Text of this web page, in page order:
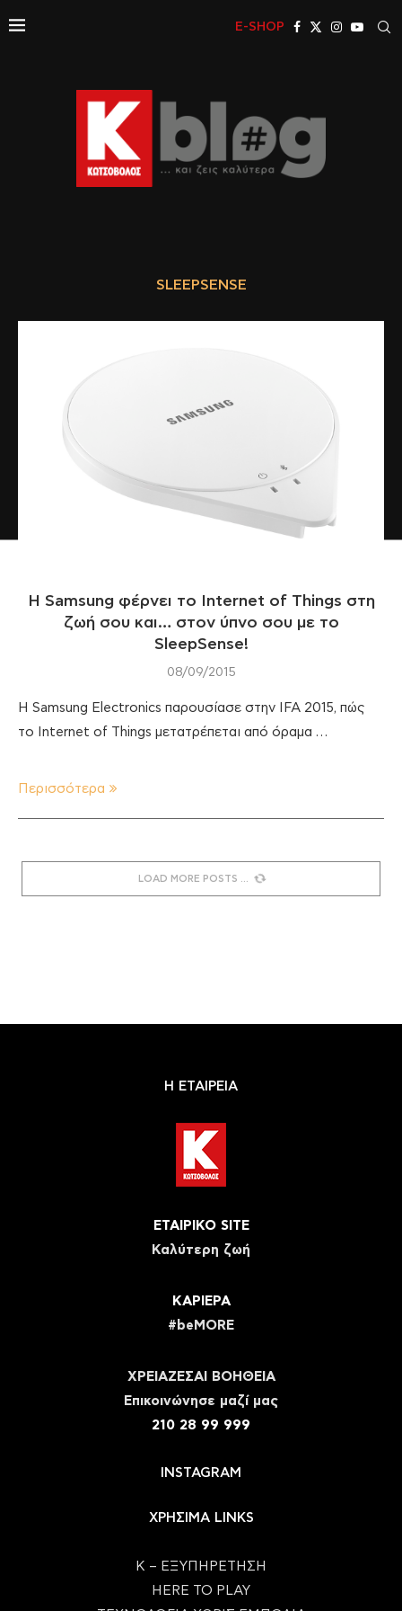
E-SHOP
SLEEPSENSE
Η Samsung φέρνει το Internet of Things στη
ζωή σου και… στον ύπνο σου με το
SleepSense!
08/09/2015
Η Samsung Electronics παρουσίασε στην IFA 2015, πώς
το Internet of Things μετατρέπεται από όραμα …
Περισσότερα
LOAD MORE POSTS
Η ΕΤΑΙΡΕΙΑ
ΕΤΑΙΡΙΚΟ SITE
Καλύτερη ζωή
ΚΑΡΙΕΡΑ
#beMORE
ΧΡΕΙΑΖΕΣΑΙ ΒΟΗΘΕΙΑ
Eπικοινώνησε μαζί μας
210 28 99 999
INSTAGRAM
ΧΡΗΣΙΜΑ LINKS
Κ – ΕΞΥΠΗΡΕΤΗΣΗ
HERE TO PLAY